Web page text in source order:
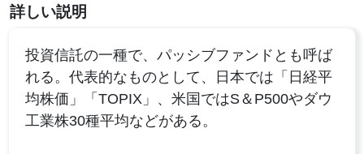
詳しい説明
投資信託の一種で、パッシブファンドとも呼ば
れる。代表的なものとして、日本では「日経平
均株価」「TOPIX」、米国ではS＆P500やダウ
工業株30種平均などがある。